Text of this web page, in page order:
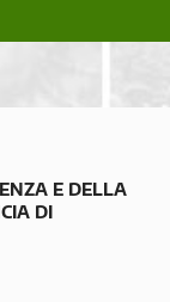
E DELLA
DI